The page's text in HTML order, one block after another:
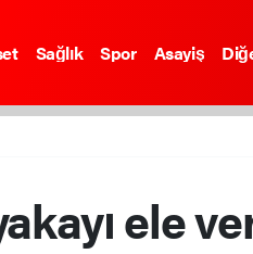
Sağlık Spor Asayiş
ele